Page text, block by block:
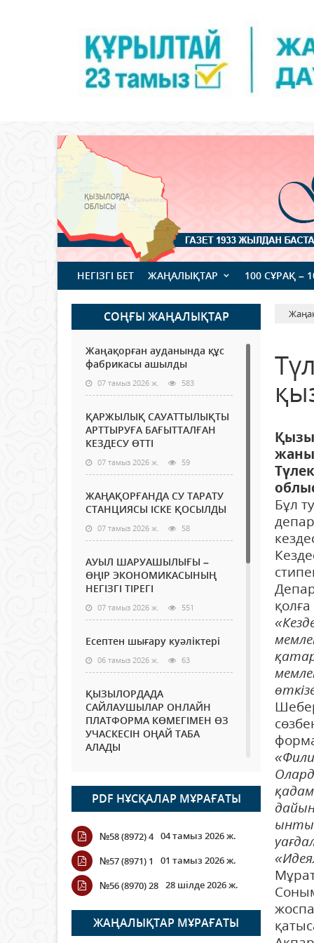
НЕГІЗГІ БЕТ ЖАҢАЛЫҚТАР 100 СҰРАҚ –
СОҢҒЫ ЖАҢАЛЫҚТАР
Жаңақорған ауданында құс
фабрикасы ашылды
07 тамыз 2026 ж. 583
ҚАРЖЫЛЫҚ САУАТТЫЛЫҚТЫ
АРТТЫРУҒА БАҒЫТТАЛҒАН
КЕЗДЕСУ ӨТТІ
07 тамыз 2026 ж. 59
ЖАҢАҚОРҒАНДА СУ ТАРАТУ
СТАНЦИЯСЫ ІСКЕ ҚОСЫЛДЫ
07 тамыз 2026 ж. 58
АУЫЛ ШАРУАШЫЛЫҒЫ –
ӨҢІР ЭКОНОМИКАСЫНЫҢ
НЕГІЗГІ ТІРЕГІ
07 тамыз 2026 ж. 551
Есептен шығару куәліктері
06 тамыз 2026 ж. 63
ҚЫЗЫЛОРДАДА
САЙЛАУШЫЛАР ОНЛАЙН
ПЛАТФОРМА КӨМЕГІМЕН ӨЗ
УЧАСКЕСІН ОҢАЙ ТАБА
АЛАДЫ
Open Air: Қызылорда
облысы полиция
департаменті 20 мыңнан
астам көрерменнің
қауіпсіздігін қамтамасыз етті
ҚАЛАЙ ӨТЕДІ?
06 тамыз 2026 ж. 255
PDF НҰСҚАЛАР МҰРАҒАТЫ
№58 (8972) 4 04 тамыз 2026 ж.
№57 (8971) 1
01 тамыз 2026 ж.
№56 (8970) 28 28 шілде 2026 ж.
ЖАҢАЛЫҚТАР МҰРАҒАТЫ
Бұл